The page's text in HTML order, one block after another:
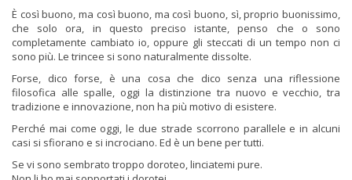
È così buono, ma così buono, ma così buono, sì, proprio buonissimo,
che solo ora, in questo preciso istante, penso che o sono
completamente cambiato io, oppure gli steccati di un tempo non ci
sono più. Le trincee si sono naturalmente dissolte.
Forse, dico forse, è una cosa che dico senza una riflessione
filosofica alle spalle, oggi la distinzione tra nuovo e vecchio, tra
tradizione e innovazione, non ha più motivo di esistere.
Perché mai come oggi, le due strade scorrono parallele e in alcuni
casi si sfiorano e si incrociano. Ed è un bene per tutti.
Se vi sono sembrato troppo doroteo, linciatemi pure.